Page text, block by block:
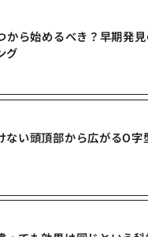
から始めるべき？早期発
グ
ない頭頂部から広がるO字